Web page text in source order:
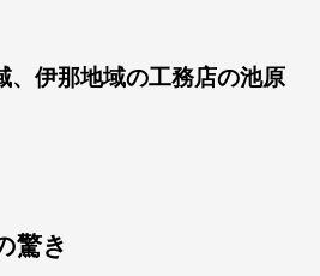
、伊那地域の工務店の池原
驚き